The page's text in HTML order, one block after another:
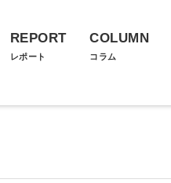
REPORT
レポート
COLUMN
コラム